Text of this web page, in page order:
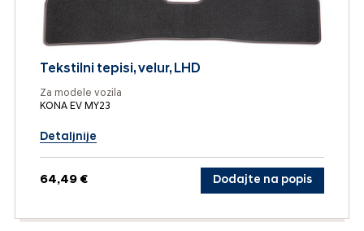
Tekstilni tepisi, velur, LHD
Za modele vozila
KONA EV MY23
Detaljnije
64,49 € Dodajte na popis